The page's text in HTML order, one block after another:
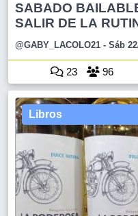
SABADO
SALIR DE LA
@GABY_LACOLO21 - Sáb
23 96
Libros